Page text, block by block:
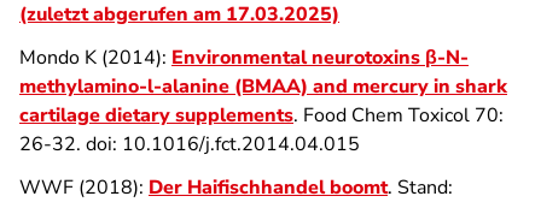
(zuletzt abgerufen am 17.03.2025)
Mondo K (2014): Environmental neurotoxins β-N-
methylamino-l-alanine (BMAA) and mercury in shark
cartilage dietary supplements. Food Chem Toxicol 70:
26-32. doi: 10.1016/j.fct.2014.04.015
WWF (2018): Der Haifischhandel boomt. Stand: